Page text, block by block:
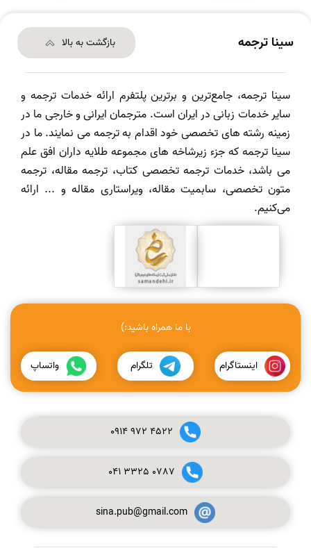
سینا ترجمه بازگشت به بالا
سینا ترجمه، جامع‌ترین و برترین پلتفرم ارائه خدمات ترجمه و
سایر خدمات زبانی در ایران است. مترجمان ایرانی و خارجی ما در
زمینه رشته های تخصصی خود اقدام به ترجمه می نمایند. ما در
سینا ترجمه که جزء زیرشاخه های مجموعه طلایه داران افق علم
می باشد، خدمات ترجمه تخصصی کتاب، ترجمه مقاله، ترجمه
متون تخصصی، سابمیت مقاله، ویراستاری مقاله و ... ارائه
می‌کنیم.
با ما همراه باشید:)
اینستاگرام تلگرام واتساپ
0914972 4522
041 3325 0787
sina.pub@gmail.com